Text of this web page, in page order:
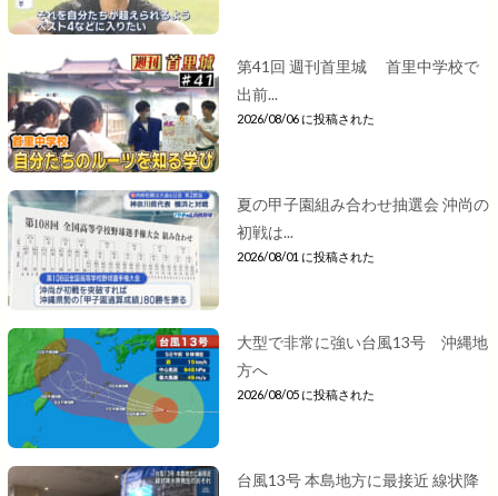
第41回 週刊首里城 首里中学校で
出前...
2026/08/06 に投稿された
夏の甲子園組み合わせ抽選会 沖尚の
初戦は...
2026/08/01 に投稿された
大型で非常に強い台風13号 沖縄地
方へ
2026/08/05 に投稿された
台風13号 本島地方に最接近 線状降